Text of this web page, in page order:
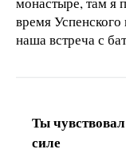
время
наша встреча с
Ты
силе